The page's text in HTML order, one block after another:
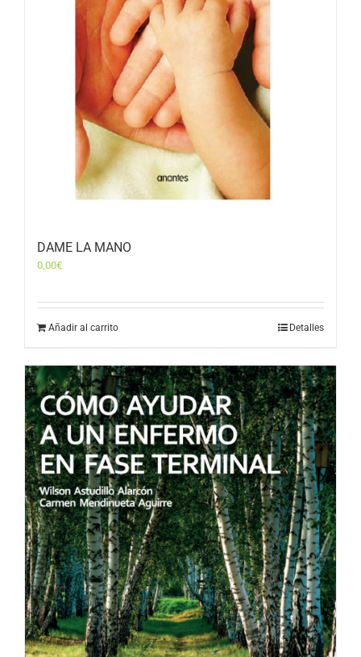
DAME LA MANO
0,00€
Añadir al carrito Detalles